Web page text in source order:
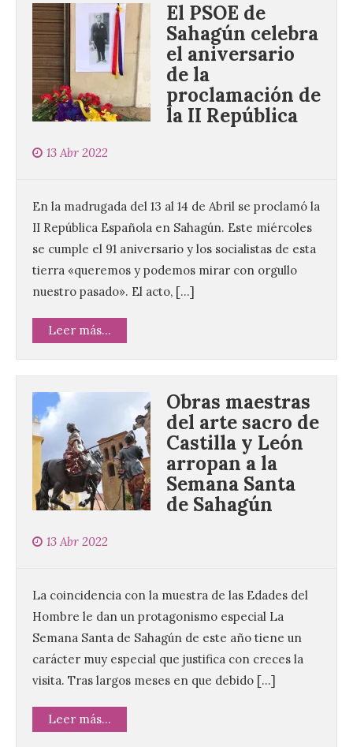
El PSOE de
Sahagún celebra
el aniversario
de la
proclamación de
la II República
13 Abr 2022
En la madrugada del 13 al 14 de Abril se proclamó la
II República Española en Sahagún. Este miércoles
se cumple el 91 aniversario y los socialistas de esta
tierra «queremos y podemos mirar con orgullo
nuestro pasado». El acto, […]
Leer más...
Obras maestras
del arte sacro de
Castilla y León
arropan a la
Semana Santa
de Sahagún
13 Abr 2022
La coincidencia con la muestra de las Edades del
Hombre le dan un protagonismo especial La
Semana Santa de Sahagún de este año tiene un
carácter muy especial que justifica con creces la
visita. Tras largos meses en que debido […]
Leer más...